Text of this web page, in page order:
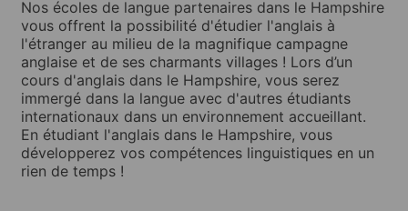
Nos écoles de langue partenaires dans le Hampshire
vous offrent la possibilité d'étudier l'anglais à
l'étranger au milieu de la magnifique campagne
anglaise et de ses charmants villages ! Lors d’un
cours d'anglais dans le Hampshire, vous serez
immergé dans la langue avec d'autres étudiants
internationaux dans un environnement accueillant.
En étudiant l'anglais dans le Hampshire, vous
développerez vos compétences linguistiques en un
rien de temps !